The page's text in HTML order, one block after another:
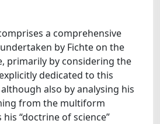
a comprehensive
by Fichte on the
primarily by considering the
dedicated to this
also by analysing his
from the multiform
“doctrine of science”